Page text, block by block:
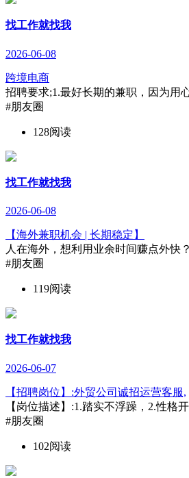
找工作就找我
2026-06-08
跨境电商
招聘要求;1.最好长期的兼职，因为用
#朋友圈
128阅读
找工作就找我
2026-06-08
【海外兼职机会 | 长期稳定】
人在海外，想利用业余时间赚点外快
#朋友圈
119阅读
找工作就找我
2026-06-07
【招聘岗位】:外贸公司诚招运营客服,
【岗位描述】:1.踏实不浮躁，2.性格
#朋友圈
102阅读